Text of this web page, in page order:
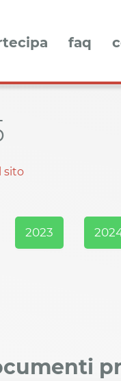
faq
sito
2023